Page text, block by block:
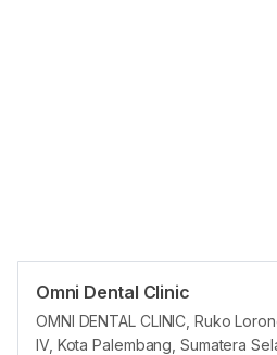
Omni Dental Clinic
OMNI DENTAL CLINIC, Ruko
IV, Kota Palembang, Sumatera
Asuransi
Semua penyedia layanan di